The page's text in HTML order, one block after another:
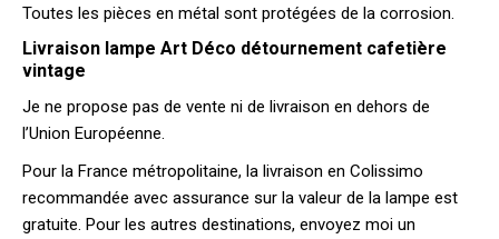
Toutes les pièces en métal sont protégées de la corrosion.
Livraison lampe Art Déco détournement cafetière
vintage
Je ne propose pas de vente ni de livraison en dehors de
l’Union Européenne.
Pour la France métropolitaine, la livraison en Colissimo
recommandée avec assurance sur la valeur de la lampe est
gratuite. Pour les autres destinations, envoyez moi un